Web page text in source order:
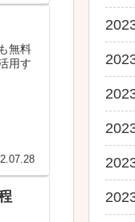
無料
用す